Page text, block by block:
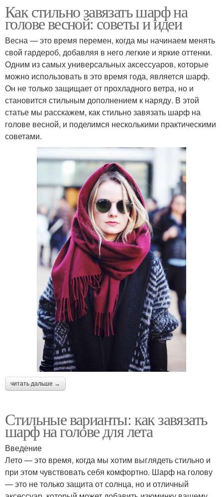
Как стильно завязать шарф на
голове весной: советы и идеи
Весна — это время перемен, когда мы начинаем менять
свой гардероб, добавляя в него легкие и яркие оттенки.
Одним из самых универсальных аксессуаров, которые
можно использовать в это время года, является шарф.
Он не только защищает от прохладного ветра, но и
становится стильным дополнением к наряду. В этой
статье мы расскажем, как стильно завязать шарф на
голове весной, и поделимся несколькими практическими
советами.
читать дальше →
Стильные варианты: как завязать
шарф на голове для лета
Введение
Лето — это время, когда мы хотим выглядеть стильно и
при этом чувствовать себя комфортно. Шарф на голову
— это не только защита от солнца, но и отличный